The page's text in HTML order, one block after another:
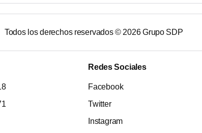
Todos los derechos reservados © 2026Grupo SDP
Redes Sociales
Facebook
Twitter
Instagram